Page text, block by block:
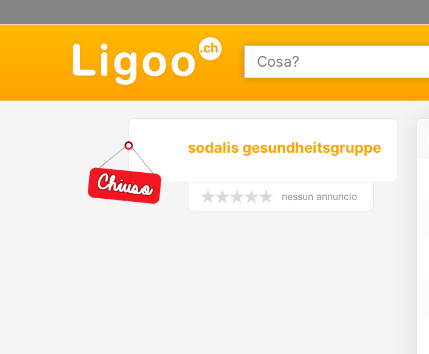
sodalis gesundheitsgruppe
nessun annuncio